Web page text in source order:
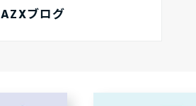
AZXブログ